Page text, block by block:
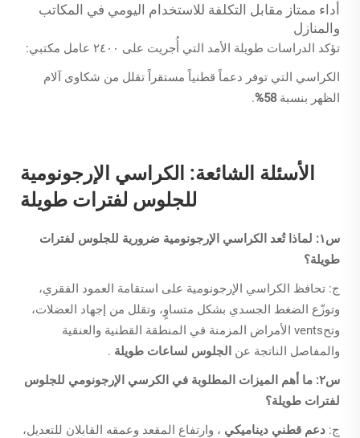
أداء ممتاز مقابل التكلفة للاستخدام اليومي في المكاتب
والمنازل
تؤكد الدراسات طويلة الأمد التي أُجريت على ٢٤٠٠ عامل مكتبي:
الكراسي التي توفر دعماً قطنياً مستقراً تقلل من شكاوى آلام
الظهر بنسبة58%
.
الأسئلة الشائعة: الكراسي الإرجونومية
للجلوس لفترات طويلة
س١: لماذا تُعد الكراسي الإرجونومية ضرورية للجلوس لفترات
طويلة؟
ج: تحافظ الكراسي الإرجونومية على استقامة العمود الفقري،
وتوزّع الضغط الجسدي بشكل متساوٍ، وتقلل من إجهاد العضلات،
وتحvents الأمراض المزمنة في المنطقة القطنية والعنقية
والمفاصل الناتجة عن الجلوس لساعات طويلة .
س٢: ما أهم الميزات المطلوبة في الكرسي الإرجونومي للجلوس
لفترات طويلة؟
ج: دعم قطني ديناميكي ، وارتفاع المقعد وعمقه القابلان للتعديل،